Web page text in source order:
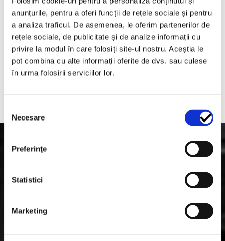
anunțurile, pentru a oferi funcții de rețele sociale și pentru
a analiza traficul. De asemenea, le oferim partenerilor de
rețele sociale, de publicitate și de analize informații cu
privire la modul în care folosiți site-ul nostru. Aceștia le
pot combina cu alte informații oferite de dvs. sau culese
în urma folosirii serviciilor lor.
consimțământului
Necesare
Preferinţe
Statistici
Marketing
Email *
Salvează-mi numele, emailul și site-ul web în acest
navigator pentru data viitoare când o să comentez.
Te-ar mai putea interesa